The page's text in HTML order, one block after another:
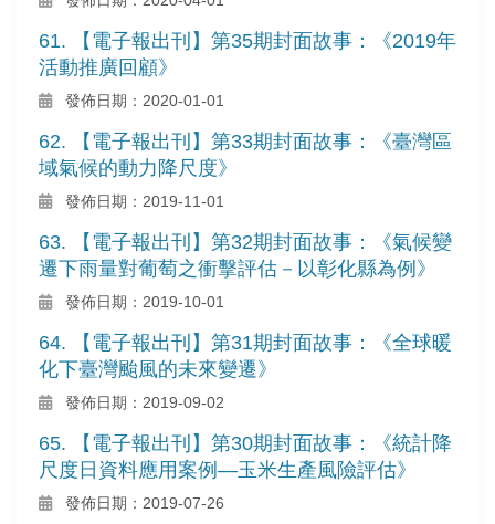
61. 【電子報出刊】第35期封面故事：《2019年
活動推廣回顧》
發佈日期：2020-01-01
62. 【電子報出刊】第33期封面故事：《臺灣區
域氣候的動力降尺度》
發佈日期：2019-11-01
63. 【電子報出刊】第32期封面故事：《氣候變
遷下雨量對葡萄之衝擊評估－以彰化縣為例》
發佈日期：2019-10-01
64. 【電子報出刊】第31期封面故事：《全球暖
化下臺灣颱風的未來變遷》
發佈日期：2019-09-02
65. 【電子報出刊】第30期封面故事：《統計降
尺度日資料應用案例—玉米生產風險評估》
發佈日期：2019-07-26